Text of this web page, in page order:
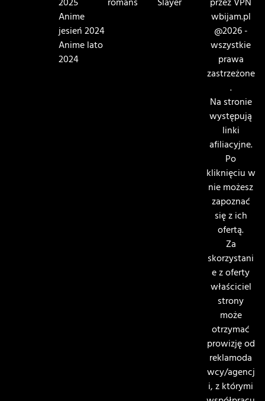
2025
Anime
jesień 2024
Anime lato
2024
romans
Slayer
przez VPN
wbijam.pl
@2026 -
wszystkie
prawa
zastrzeżone
.
Na stronie
występują
linki
afiliacyjne.
Po
kliknięciu w
nie możesz
zapoznać
się z ich
ofertą.
Za
skorzystani
e z oferty
właściciel
strony
może
otrzymać
prowizję od
reklamoda
wcy/agencj
i, z którymi